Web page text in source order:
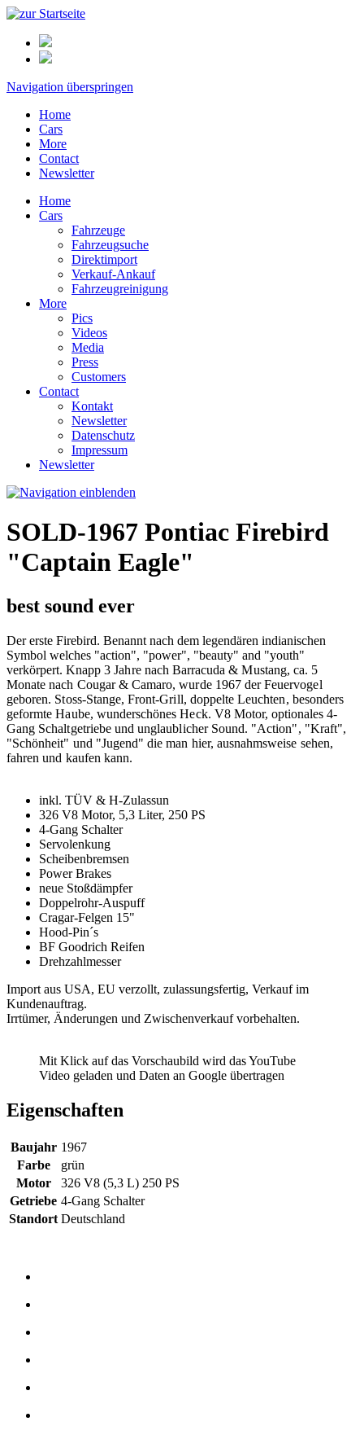
Navigation überspringen
Home
Cars
More
Contact
Newsletter
Home
Cars
Fahrzeuge
Fahrzeugsuche
Direktimport
Verkauf-Ankauf
Fahrzeugreinigung
More
Pics
Videos
Media
Press
Customers
Contact
Kontakt
Newsletter
Datenschutz
Impressum
Newsletter
SOLD-1967 Pontiac Firebird
"Captain Eagle"
best sound ever
Der erste Firebird. Benannt nach dem legendären indianischen
Symbol welches "action", "power", "beauty" and "youth"
verkörpert. Knapp 3 Jahre nach Barracuda & Mustang, ca. 5
Monate nach Cougar & Camaro, wurde 1967 der Feuervogel
geboren. Stoss-Stange, Front-Grill, doppelte Leuchten, besonders
geformte Haube, wunderschönes Heck. V8 Motor,optionales 4-
Gang Schaltgetriebe und unglaublicher Sound. "Action", "Kraft",
"Schönheit" und "Jugend" die man hier, ausnahmsweise sehen,
fahren und kaufen kann.
inkl. TÜV & H-Zulassun
326 V8 Motor, 5,3 Liter, 250 PS
4-Gang Schalter
Servolenkung
Scheibenbremsen
Power Brakes
neue Stoßdämpfer
Doppelrohr-Auspuff
Cragar-Felgen 15"
Hood-Pin´s
BF Goodrich Reifen
Drehzahlmesser
Import aus USA, EU verzollt, zulassungsfertig, Verkauf im
Kundenauftrag.
Irrtümer, Änderungen und Zwischenverkauf vorbehalten.
Mit Klick auf das Vorschaubild wird das YouTube
Video geladen und Daten an Google übertragen
Eigenschaften
Baujahr 1967
Farbe
grün
Motor
326 V8 (5,3 L) 250 PS
Getriebe 4-Gang Schalter
Standort Deutschland